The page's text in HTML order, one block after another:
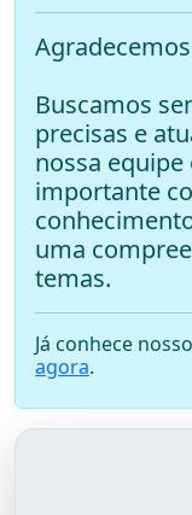
Buscamos
precisas e
nossa
importante
uma
temas.
Já conhece
agora.